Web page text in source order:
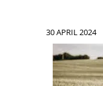
30 APRIL 2024